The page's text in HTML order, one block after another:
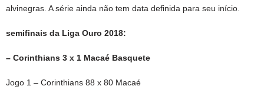
alvinegras. A série ainda não tem data definida para seu início.
semifinais da Liga Ouro 2018:
– Corinthians 3 x 1 Macaé Basquete
Jogo 1 – Corinthians 88 x 80 Macaé